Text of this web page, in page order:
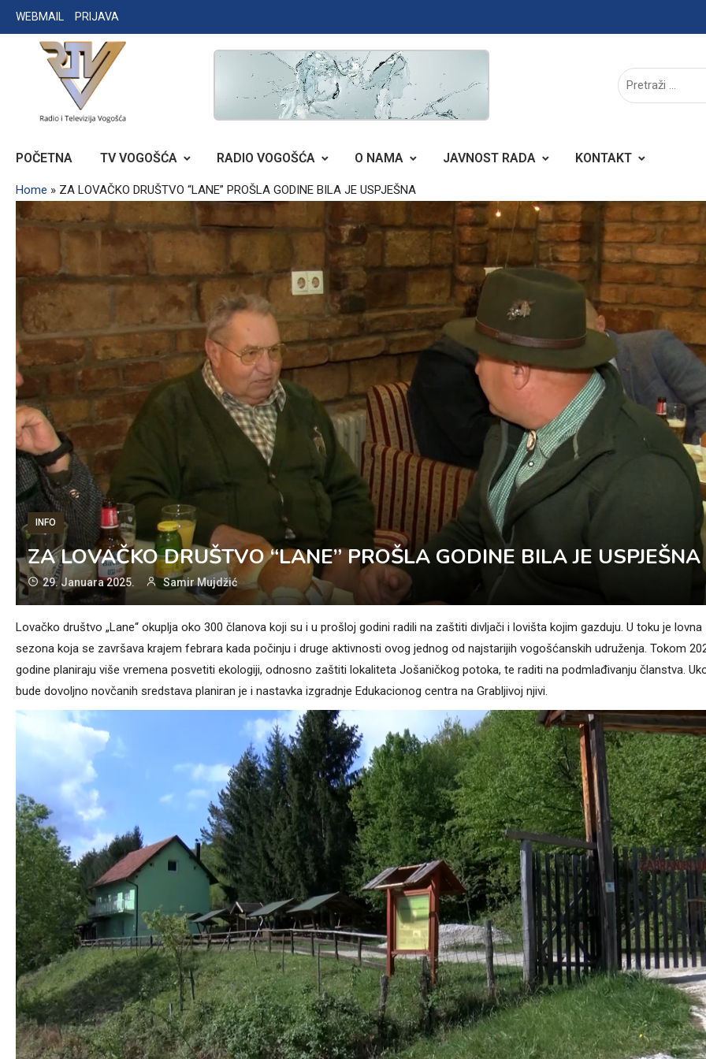
Skip
to
WEBMAIL PRIJAVA
RADIO TELEVIZIJA VOGOŠĆA
POČETNA TV VOGOŠĆA RADIO VOGOŠĆA O NAMA JAVNOST RADA KONTAKT
Home » ZA LOVAČKO DRUŠTVO “LANE” PROŠLA GODINE BILA JE USPJEŠNA
INFO
ZA LOVAČKO DRUŠTVO “LANE” PROŠLA GODINE BILA JE USPJEŠNA
29. Januara 2025. Samir Mujdžić
Lovačko društvo „Lane“ okuplja oko 300 članova koji su i u prošloj godini radili na zaštiti divljači i lovišta kojim gazduju. U toku je lovna
sezona koja se završava krajem febrara kada počinju i druge aktivnosti ovog jednog od najstarijih vogošćanskih udruženja. Tokom
godine planiraju više vremena posvetiti ekologiji, odnosno zaštiti lokaliteta Jošaničkog potoka, te raditi na podmlađivanju članstva.
bude dovoljno novčanih sredstava planiran je i nastavka izgradnje Edukacionog centra na Grabljivoj njivi.